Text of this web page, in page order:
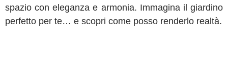
spazio con eleganza e armonia. Immagina il giardino
perfetto per te… e scopri come posso renderlo realtà.